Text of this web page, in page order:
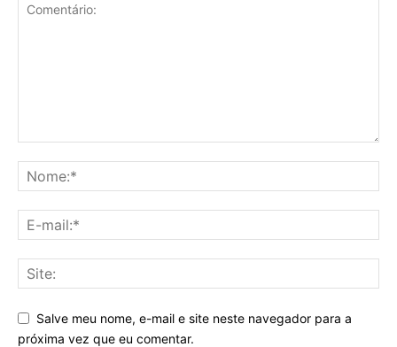
Salve meu nome, e-mail e site neste navegador para a
próxima vez que eu comentar.